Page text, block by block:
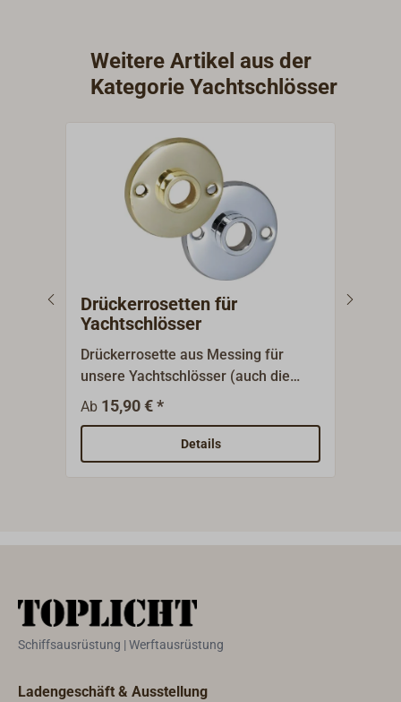
Weitere Artikel aus der
Kategorie Yachtschlösser
Drückerrosetten für
Yachtschlösser
Drückerrosette aus Messing für
unsere Yachtschlösser (auch die
zierlichen). Lieferung mit polierter
oder verchromter Oberfläche.
Ab 15,90 € *
Details
Schiffsausrüstung | Werftausrüstung
Ladengeschäft & Ausstellung